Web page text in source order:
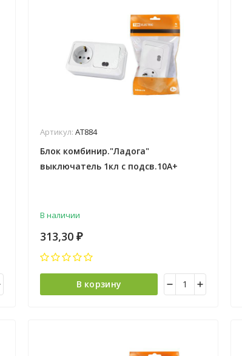
Артикул: АТ884
Блок комбинир."Ладога"
выключатель 1кл с подсв.10А+
В наличии
313,30 ₽
В корзину